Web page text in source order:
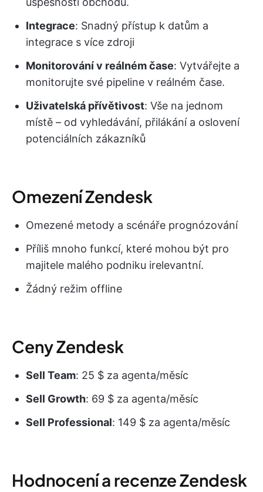
Integrace: Snadný přístup k datům a
integrace s více zdroji
Monitorování v reálném čase: Vytvářejte a
monitorujte své pipeline v reálném čase.
Uživatelská přívětivost: Vše na jednom
místě – od vyhledávání, přilákání a oslovení
potenciálních zákazníků
Omezení Zendesk
Omezené metody a scénáře prognózování
Příliš mnoho funkcí, které mohou být pro
majitele malého podniku irelevantní.
Žádný režim offline
Ceny Zendesk
Sell Team: 25 $ za agenta/měsíc
Sell Growth: 69 $ za agenta/měsíc
Sell Professional: 149 $ za agenta/měsíc
Hodnocení a recenze Zendesk